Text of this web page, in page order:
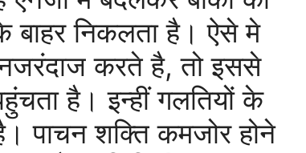
निकलता है। ऐसे मे
करते है, तो इससे
है। इन्हीं गलतियों के
पाचन शक्ति कमजोर होने